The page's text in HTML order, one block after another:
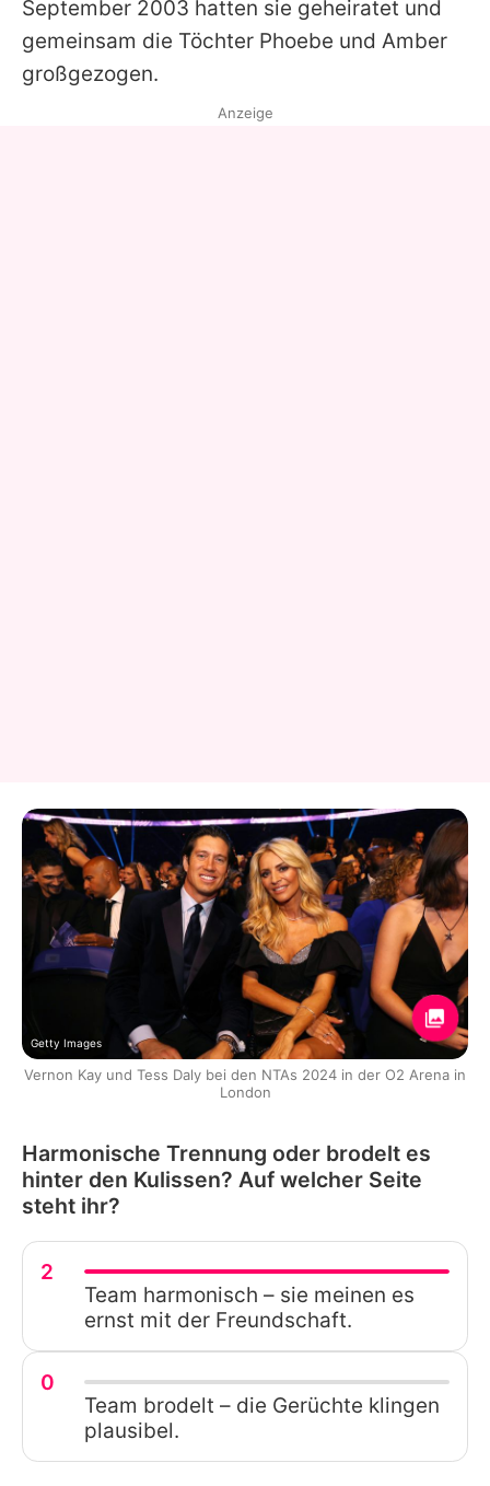
September 2003 hatten sie geheiratet und
gemeinsam die Töchter Phoebe und Amber
großgezogen.
Anzeige
Getty Images
Vernon Kay und Tess Daly bei den NTAs 2024 in der O2 Arena in
London
Harmonische Trennung oder brodelt es
hinter den Kulissen? Auf welcher Seite
steht ihr?
2
Team harmonisch – sie meinen es
ernst mit der Freundschaft.
0
Team brodelt – die Gerüchte klingen
plausibel.